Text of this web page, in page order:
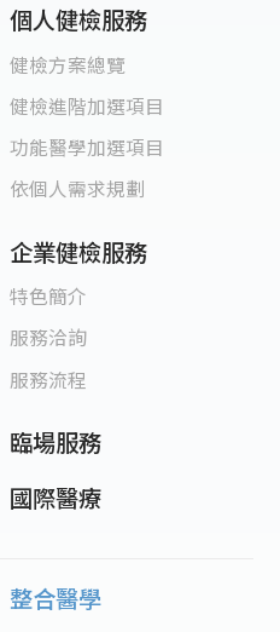
個人健檢服務
健檢方案總覽
健檢進階加選項目
功能醫學加選項目
依個人需求規劃
企業健檢服務
特色簡介
服務洽詢
服務流程
臨場服務
國際醫療
整合醫學